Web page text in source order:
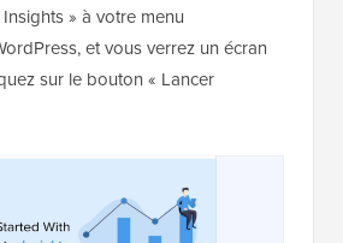
» à votre menu
et vous verrez un écran
sur le bouton « Lancer